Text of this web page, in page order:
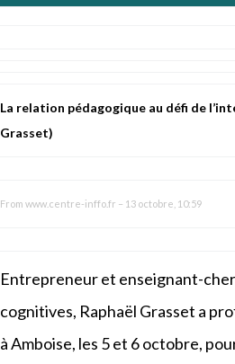
La relation pédagogique au défi de
Grasset)
From www.centre-inffo.fr – 13 octobre, 10:59
Entrepreneur et enseignant-
cognitives, Raphaël Grasset a
à Amboise, les 5 et 6 octobre,